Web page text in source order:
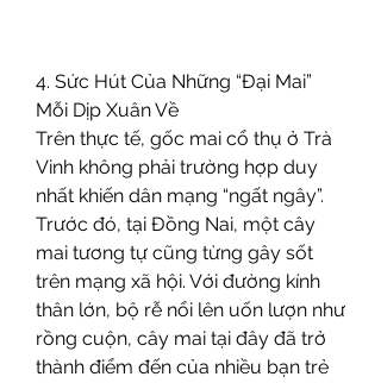
4. Sức Hút Của Những “Đại Mai”
Mỗi Dịp Xuân Về
Trên thực tế, gốc mai cổ thụ ở Trà
Vinh không phải trường hợp duy
nhất khiến dân mạng “ngất ngây”.
Trước đó, tại Đồng Nai, một cây
mai tương tự cũng từng gây sốt
trên mạng xã hội. Với đường kính
thân lớn, bộ rễ nổi lên uốn lượn như
rồng cuộn, cây mai tại đây đã trở
thành điểm đến của nhiều bạn trẻ